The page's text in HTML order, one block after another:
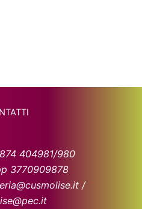
404981/980
3770909878
/